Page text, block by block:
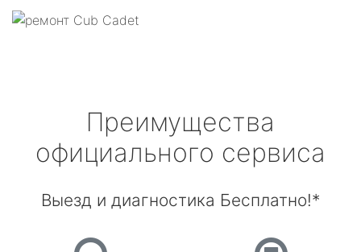
Преимущества
официального сервиса
Выезд и диагностика Бесплатно!*